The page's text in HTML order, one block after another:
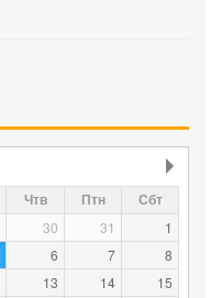
Чтв Птн Сбт
30 31
1
6 7
8
13 14
15